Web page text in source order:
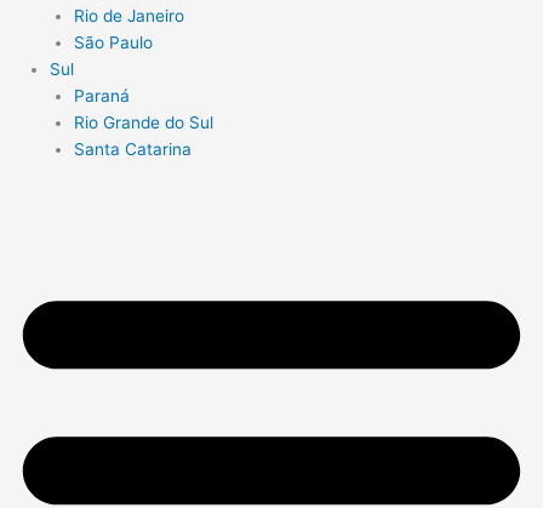
Rio de Janeiro
São Paulo
Sul
Paraná
Rio Grande do Sul
Santa Catarina